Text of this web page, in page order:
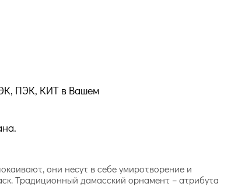
ПЭК, КИТ в Вашем
они несут в себе умиротворение и
Традиционный дамасский орнамент – атрибута